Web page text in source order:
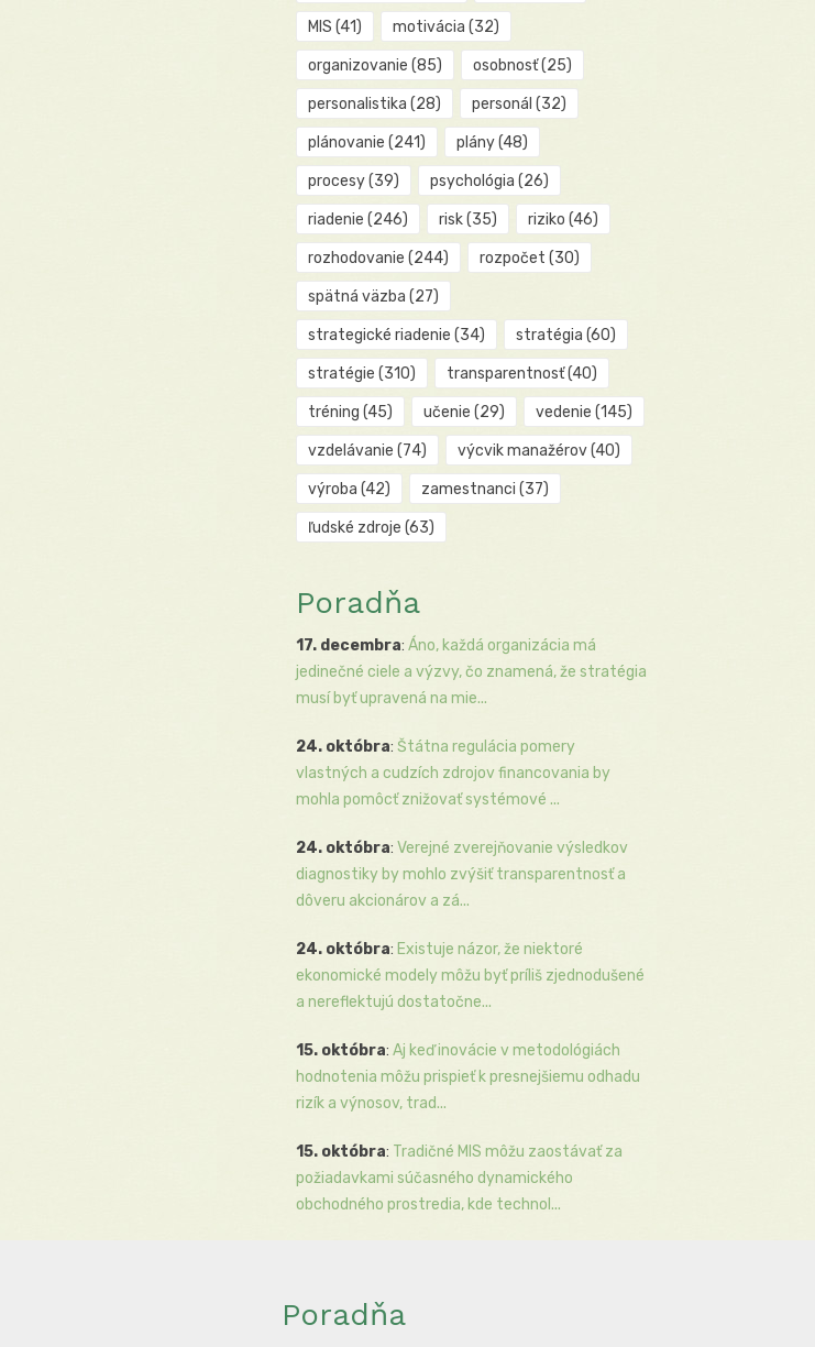
MIS (41) motivácia (32)
organizovanie (85) osobnosť(25)
personalistika (28) personál (32)
plánovanie (241) plány(48)
procesy(39) psychológia (26)
riadenie (246) risk(35) riziko (46)
rozhodovanie (244) rozpočet (30)
spätná väzba (27)
strategické riadenie (34) stratégia (60)
stratégie (310) transparentnosť(40)
tréning (45) učenie (29) vedenie (145)
vzdelávanie (74) výcvik manažérov(40)
výroba (42) zamestnanci (37)
ľudské zdroje (63)
Poradňa
17. decembra: Áno, každá organizácia má
jedinečné ciele a výzvy, čo znamená, že stratégia
musí byť upravená na mie...
24. októbra: Štátna regulácia pomery
vlastných a cudzích zdrojov financovania by
mohla pomôcť znižovať systémové ...
24. októbra: Verejné zverejňovanie výsledkov
diagnostiky by mohlo zvýšiť transparentnosť a
dôveru akcionárov a zá...
24. októbra: Existuje názor, že niektoré
ekonomické modely môžu byť príliš zjednodušené
a nereflektujú dostatočne...
15. októbra: Aj keď inovácie v metodológiách
hodnotenia môžu prispieť k presnejšiemu odhadu
rizík a výnosov, trad...
15. októbra: Tradičné MIS môžu zaostávať za
požiadavkami súčasného dynamického
obchodného prostredia, kde technol...
Poradňa